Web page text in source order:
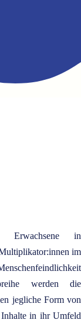
Erwachsene in
im
werden die
jegliche Form von
in ihr Umfeld